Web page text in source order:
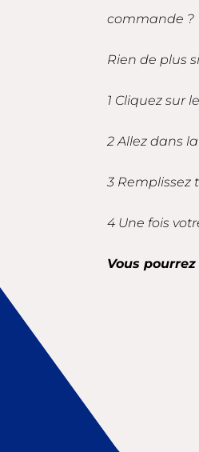
commande ?
Rien de plus
1 Cliquez sur
2 Allez dans
3 Remplissez
4 Une fois
Vous